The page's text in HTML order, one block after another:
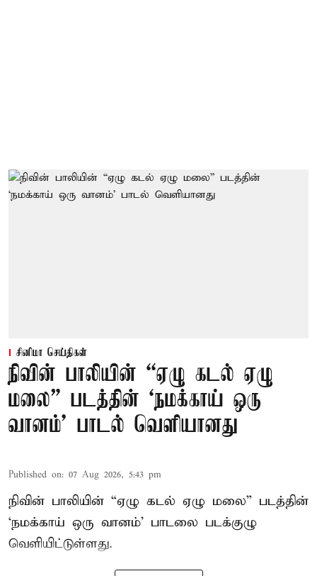
சினிமா செய்திகள்
நிவின் பாலியின் “ஏழு கடல் ஏழு
மலை” படத்தின் ‘நமக்காய் ஒரு
வானம்’ பாடல் வெளியானது
Published on: 07 Aug 2026, 5:43 pm
நிவின் பாலியின் “ஏழு கடல் ஏழு மலை” படத்தின்
‘நமக்காய் ஒரு வானம்’ பாடலை படக்குழு
வெளியிட்டுள்ளது.